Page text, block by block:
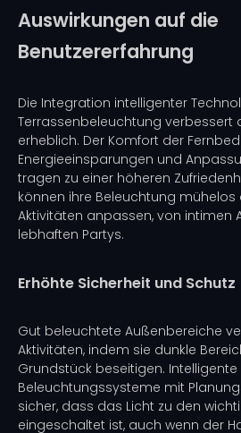
Auswirkungen auf die
Benutzererfahrung
Die Integration intelligenter
Terrassenbeleuchtung verbessert
erheblich. Der Komfort der
Energieeinsparungen und
tragen zu einer höheren
können ihre Beleuchtung
Aktivitäten anpassen, von intimen
lebhaften Partys.
Erhöhte Sicherheit und Schutz
Gut beleuchtete Außenbereiche
Aktivitäten, indem sie dunkle
Grundstück beseitigen. Intelligente
Beleuchtungssysteme mit
sicher, dass das Licht zu den
eingeschaltet ist, auch wenn der